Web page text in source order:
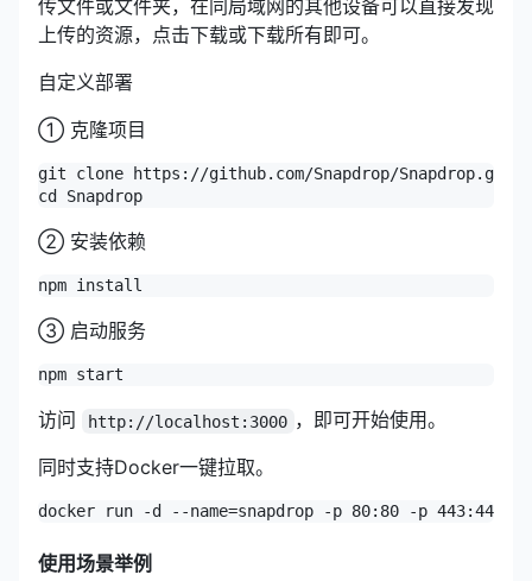
传文件或文件夹，在同局域网的其他设备可以直接发现
上传的资源，点击下载或下载所有即可。
自定义部署
① 克隆项目
git clone https://github.com/Snapdrop/Snapdrop.git
cd Snapdrop
② 安装依赖
npm install
③ 启动服务
npm start
访问 http://localhost:3000 ，即可开始使用。
同时支持Docker一键拉取。
docker run -d --name=snapdrop -p 80:80 -p
使用场景举例